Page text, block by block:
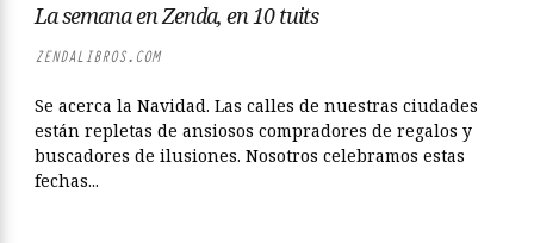
La semana en Zenda, en 10 tuits
ZENDALIBROS.COM
Se acerca la Navidad. Las calles de nuestras ciudades
están repletas de ansiosos compradores de regalos y
buscadores de ilusiones. Nosotros celebramos estas
fechas...